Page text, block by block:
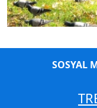
SOSYAL